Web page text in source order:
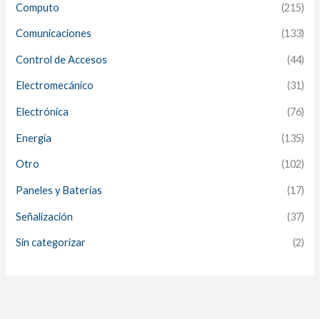
Computo (215)
Comunicaciones (133)
Control de Accesos (44)
Electromecánico (31)
Electrónica (76)
Energía (135)
Otro (102)
Paneles y Baterías (17)
Señalización (37)
Sin categorizar (2)